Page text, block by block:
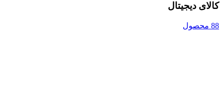
کالای دیجیتال
88 محصول